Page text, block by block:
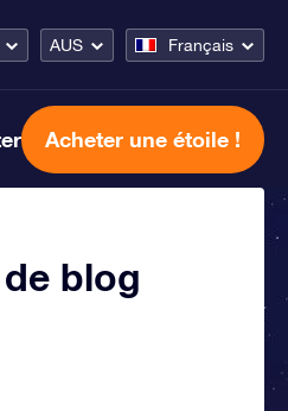
AUS Français
Acheter une étoile !
blog